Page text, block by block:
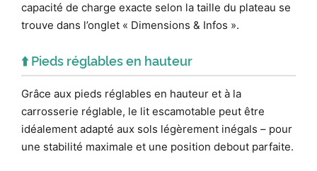
capacité de charge exacte selon la taille du plateau se
trouve dans l’onglet « Dimensions & Infos ».
⬆️ Pieds réglables en hauteur
Grâce aux pieds réglables en hauteur et à la
carrosserie réglable, le lit escamotable peut être
idéalement adapté aux sols légèrement inégals – pour
une stabilité maximale et une position debout parfaite.